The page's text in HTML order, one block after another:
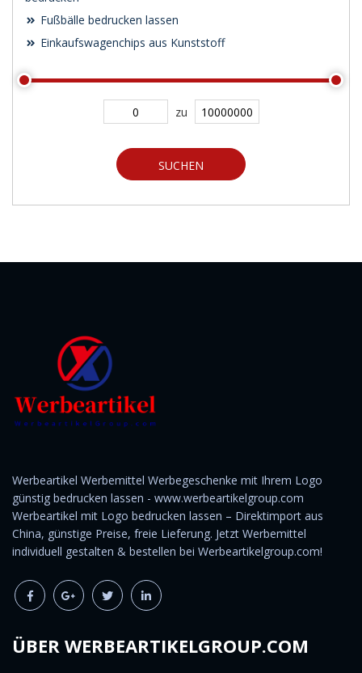
Fußbälle bedrucken lassen
Einkaufswagenchips aus Kunststoff
zu
SUCHEN
Werbeartikel Werbemittel Werbegeschenke mit Ihrem Logo
günstig bedrucken lassen - www.werbeartikelgroup.com
Werbeartikel mit Logo bedrucken lassen – Direktimport aus
China, günstige Preise, freie Lieferung. Jetzt Werbemittel
individuell gestalten & bestellen bei Werbeartikelgroup.com!
ÜBER WERBEARTIKELGROUP.COM